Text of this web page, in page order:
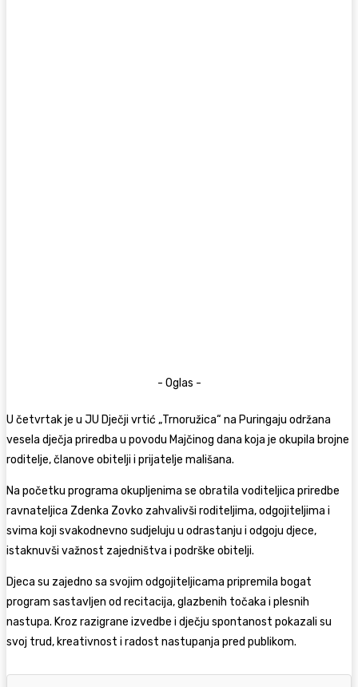
- Oglas -
U četvrtak je u JU Dječji vrtić „Trnoružica“ na Puringaju održana
vesela dječja priredba u povodu Majčinog dana koja je okupila brojne
roditelje, članove obitelji i prijatelje mališana.
Na početku programa okupljenima se obratila voditeljica priredbe
ravnateljica Zdenka Zovko zahvalivši roditeljima, odgojiteljima i
svima koji svakodnevno sudjeluju u odrastanju i odgoju djece,
istaknuvši važnost zajedništva i podrške obitelji.
Djeca su zajedno sa svojim odgojiteljicama pripremila bogat
program sastavljen od recitacija, glazbenih točaka i plesnih
nastupa. Kroz razigrane izvedbe i dječju spontanost pokazali su
svoj trud, kreativnost i radost nastupanja pred publikom.